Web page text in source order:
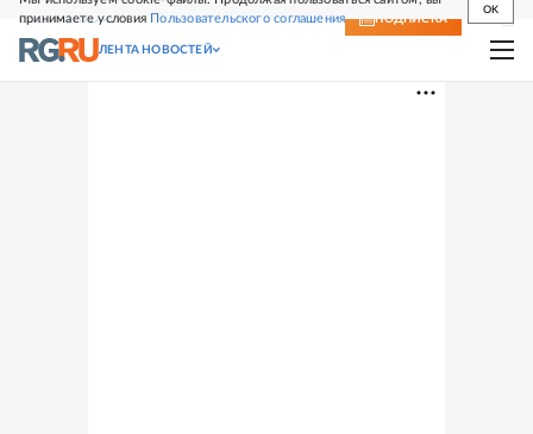
принимаете условия Пользовательского соглашения
OK
СВЕЖИЙ НОМЕР ПОДПИСКА
ЛЕНТА НОВОСТЕЙ